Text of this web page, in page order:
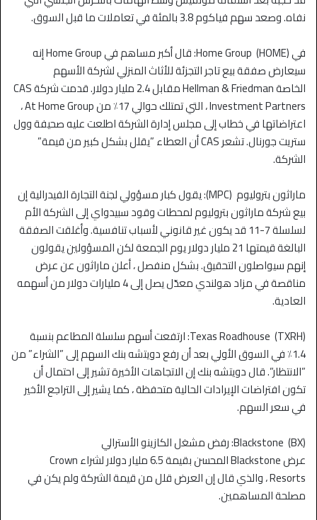
نفاه. وصعد سهم فياكوم 3.8 بالمئة في تعاملات ما قبل السوق.
في Home Group (HOME): قال أكبر مساهم في Home Group إنه
سيعارض صفقة بيع تاجر التجزئة للأثاث المنزلي لشركة الأسهم
الخاصة Hellman & Friedman مقابل 2.4 مليار دولار. قدمت شركة CAS
Investment Partners ، التي تمتلك حوالي 17٪ من At Home Group ،
اعتراضاتها في خطاب إلى مجلس إدارة الشركة اطلعت عليه صحيفة وول
ستريت جورنال. تشعر CAS أن العطاء ”يقلل بشكل كبير من قيمة”
الشركة.
ماراثون بتروليوم (MPC): يقول كبار مسؤولي لجنة التجارة الفيدرالية إن
بيع شركة ماراثون بتروليوم لمحطات وقود سبيدواي إلى الشركة الأم
لسلسلة 7-11 قد يكون غير قانوني لأسباب تنافسية. وأغلقت الصفقة
البالغة قيمتها 21 مليار دولار يوم الجمعة لكن المسؤولين يقولون
إنهم سيواصلون التحقيق. بشكل منفصل ، أعلن ماراثون عن عرض
مناقصة في مزاد هولندي معدّل يصل إلى 4 مليارات دولار من أسهمه
العادية.
Texas Roadhouse (TXRH): ارتفعت أسهم سلسلة المطاعم بنسبة
1.4٪ في السوق الأولي بعد أن رفع دويتشه بنك السهم إلى ”الشراء” من
”الانتظار”. قال دويتشه بنك إن الاتجاهات الأخيرة تشير إلى احتمال أن
تكون افتراضات الإيرادات الحالية متحفظة ، كما يشير إلى التراجع الأخير
في سعر السهم.
Blackstone (BX): رفض مشغل الكازينو الأسترالي
عرض Blackstone المحسن بقيمة 6.5 مليار دولار لشراء Crown
Resorts ، والذي قال إن العرض قلل من قيمة الشركة ولم يكن في
مصلحة المساهمين.